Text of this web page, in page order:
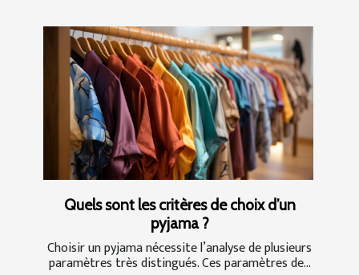
Quels sont les critères de choix d’un
pyjama ?
Choisir un pyjama nécessite l’analyse de plusieurs
paramètres très distingués. Ces paramètres de...